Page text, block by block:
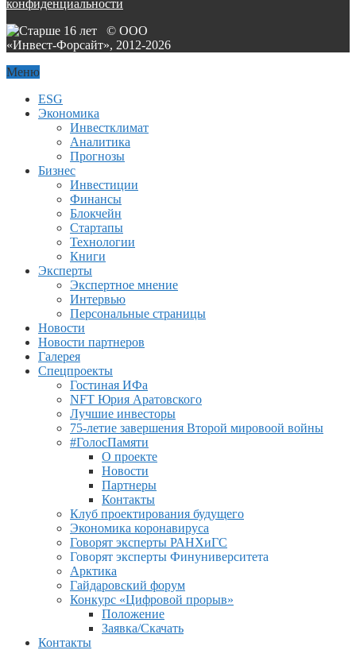
конфиденциальности
© ООО
«Инвест-Форсайт», 2012-2026
Меню
ESG
Экономика
Инвестклимат
Аналитика
Прогнозы
Бизнес
Инвестиции
Финансы
Блокчейн
Стартапы
Технологии
Книги
Эксперты
Экспертное мнение
Интервью
Персональные страницы
Новости
Новости партнеров
Галерея
Спецпроекты
Гостиная ИФа
NFT Юрия Аратовского
Лучшие инвесторы
75-летие завершения Второй мировоой войны
#ГолосПамяти
О проекте
Новости
Партнеры
Контакты
Клуб проектирования будущего
Экономика коронавируса
Говорят эксперты РАНХиГС
Говорят эксперты Финуниверситета
Арктика
Гайдаровский форум
Конкурс «Цифровой прорыв»
Положение
Заявка/Скачать
Контакты